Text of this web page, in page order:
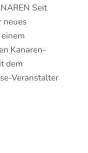
Seit
neues
Kanaren-
dem
Veranstalter